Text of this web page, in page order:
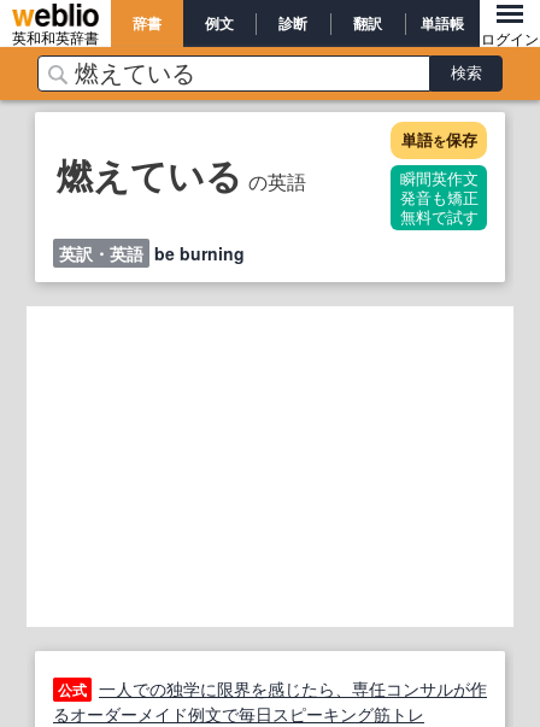
英和和英辞書
辞書 例文 診断 翻訳 単語帳
ログイン
燃えている の英語
単語を保存
瞬間英作文
発音も矯正
無料で試す
英訳・英語 be burning
公式 一人での独学に限界を感じたら、専任コンサルが作
るオーダーメイド例文で毎日スピーキング筋トレ